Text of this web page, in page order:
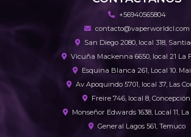
+56940565804
contacto@vaperworldcl.com
San Diego 2080, local 318,
Vicuña Mackenna 6650, local 21 La
Esquina Blanca 261, Local 10.
Av Apoquindo 5701, local 37, Las
Freire 746, local 8, Concepción.
Monseñor Edwards 1638, Local 11,
General Lagos 561, Temuco